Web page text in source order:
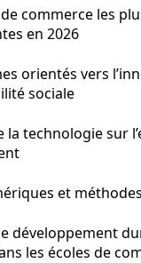
commerce les
en 2026
orientés vers
sociale
la technologie sur
et
développement
les écoles de